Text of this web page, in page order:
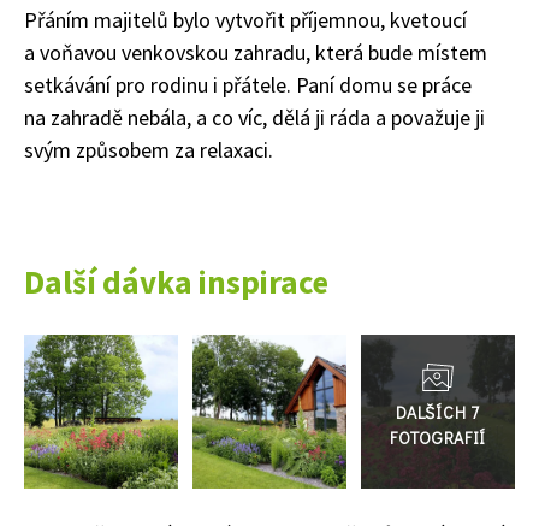
Přáním majitelů bylo vytvořit příjemnou, kvetoucí
a voňavou venkovskou zahradu, která bude místem
setkávání pro rodinu i přátele. Paní domu se práce
na zahradě nebála, a co víc, dělá ji ráda a považuje ji
svým způsobem za relaxaci.
Další dávka inspirace
Přejít
do
galerie